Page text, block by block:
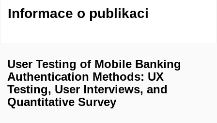
Informace o publikaci
User Testing of Mobile Banking
Authentication Methods: UX
Testing, User Interviews, and
Quantitative Survey